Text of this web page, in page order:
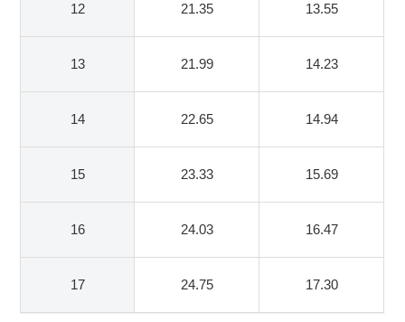
12 21.35 13.55
13 21.99 14.23
14 22.65 14.94
15 23.33 15.69
16 24.03 16.47
17 24.75 17.30